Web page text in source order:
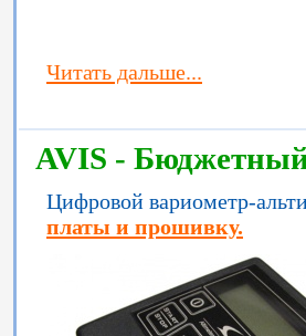
Читать дальше...
AVIS -
Цифровой вариометр-
платы и прошивку.